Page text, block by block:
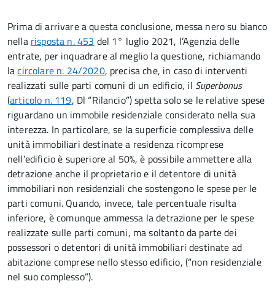
Prima di arrivare a questa conclusione, messa nero su bianco
nella risposta n. 453 del 1° luglio 2021, l’Agenzia delle
entrate, per inquadrare al meglio la questione, richiamando
lacircolare n. 24/2020, precisa che, in caso di interventi
realizzati sulle parti comuni di un edificio, il Superbonus
(articolo n. 119, Dl “Rilancio”) spetta solo se le relative spese
riguardano un immobile residenziale considerato nella sua
interezza. In particolare, se la superficie complessiva delle
unità immobiliari destinate a residenza ricomprese
nell’edificio è superiore al 50%, è possibile ammettere alla
detrazione anche il proprietario e il detentore di unità
immobiliari non residenziali che sostengono le spese per le
parti comuni. Quando, invece, tale percentuale risulta
inferiore, è comunque ammessa la detrazione per le spese
realizzate sulle parti comuni, ma soltanto da parte dei
possessori o detentori di unità immobiliari destinate ad
abitazione comprese nello stesso edificio, (“non residenziale
nel suo complesso”).